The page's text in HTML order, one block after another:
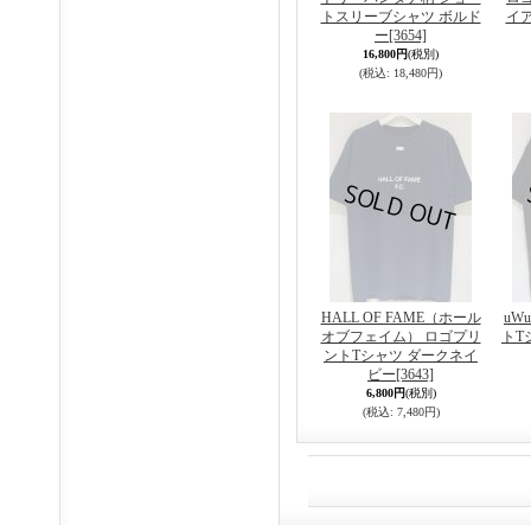
トスリーブシャツ ボルド
ー[3654]
16,800円(税別)
(税込: 18,480円)
イ
HALL OF FAME（ホール
オブフェイム） ロゴプリ
ントTシャツ ダークネイ
ビー[3643]
6,800円(税別)
(税込: 7,480円)
トT